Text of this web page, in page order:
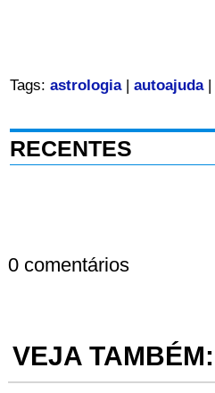
Tags: astrologia| autoajuda|
RECENTES
0 comentários
VEJA TAMBÉM: